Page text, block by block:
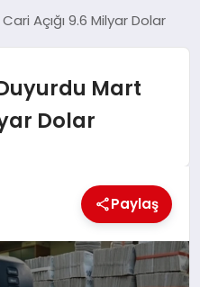
Açığı 9.6 Milyar Dolar
Mart
Dolar
Paylaş